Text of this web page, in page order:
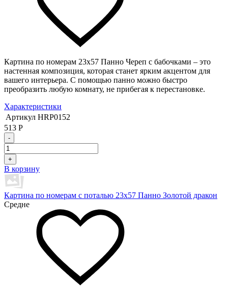
Картина по номерам 23х57 Панно Череп с бабочками – это
настенная композиция, которая станет ярким акцентом для
вашего интерьера. С помощью панно можно быстро
преобразить любую комнату, не прибегая к перестановке.
Характеристики
Артикул HRP0152
513 Р
-
+
В корзину
Картина по номерам с поталью 23х57 Панно Золотой дракон
Средне